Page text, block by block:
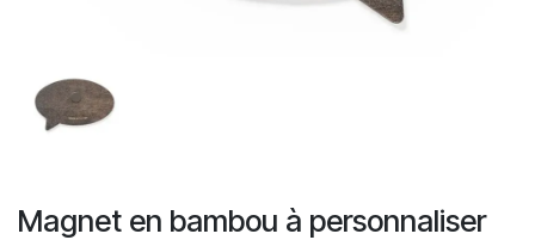
Magnet en bambou à personnaliser